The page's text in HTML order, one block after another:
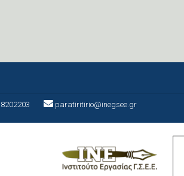
paratiritirio@inegsee.gr